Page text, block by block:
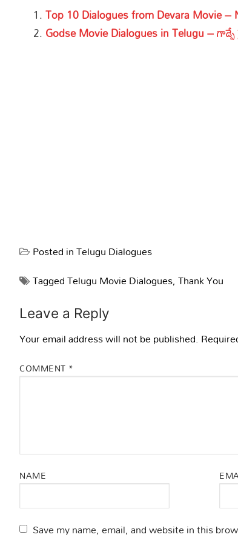
Top 10 Dialogues from Devara Movie –
Godse Movie Dialogues in Telugu –
Posted inTelugu Dialogues
TaggedTelugu Movie Dialogues,Thank You
Leave a Reply
Your email address will not be published.
COMMENT *
NAME
Save my name, email, and website in this